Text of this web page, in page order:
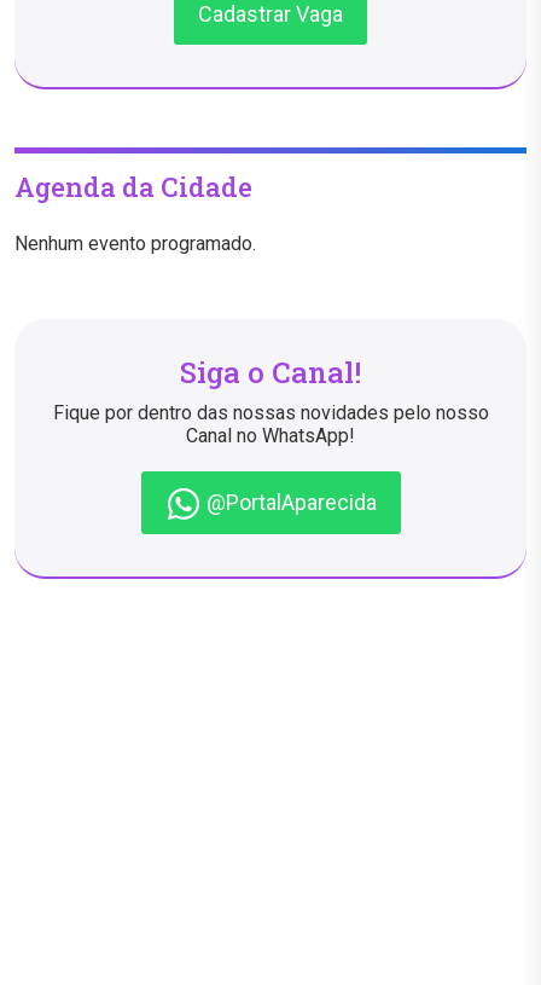
Cadastrar Vaga
Agenda da Cidade
Nenhum evento programado.
Siga o Canal!
Fique por dentro das nossas novidades pelo nosso
Canal no WhatsApp!
@PortalAparecida